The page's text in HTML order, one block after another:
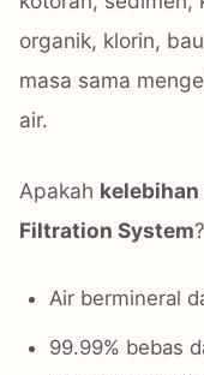
organik, klorin,
masa sama
air.
Apakah
Filtration System
Air bermineral
99.99% bebas